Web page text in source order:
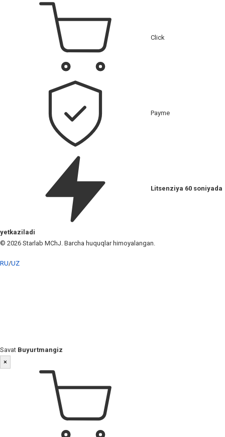
Click
Payme
Litsenziya 60 soniyada
yetkaziladi
© 2026 Starlab MChJ. Barcha huquqlar himoyalangan.
RU/UZ
Savat Buyurtmangiz
×